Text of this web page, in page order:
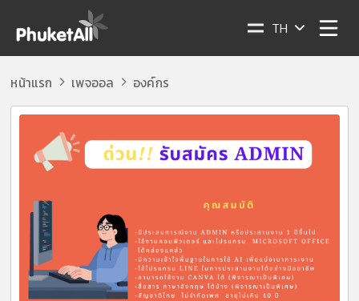
TH
หน้าแรก เพจออล องค์กร